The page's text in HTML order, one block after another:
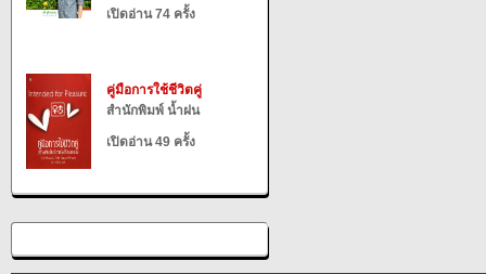
เปิดอ่าน 74 ครั้ง
คู่มือการใช้ชีวิตคู่
สำนักพิมพ์ น้ำฝน
เปิดอ่าน 49 ครั้ง